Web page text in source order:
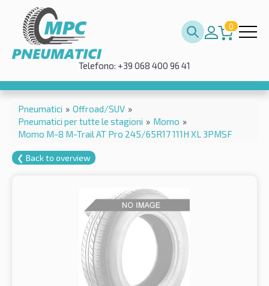
0
Telefono: +39 068 400 96 41
Pneumatici » Offroad/SUV »
Pneumatici per tutte le stagioni » Momo »
Momo M-8 M-Trail AT Pro 245/65R17 111H XL 3PMSF
❮ Back to overview